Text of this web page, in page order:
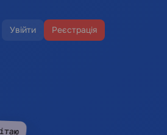
Увійти Реєстрація